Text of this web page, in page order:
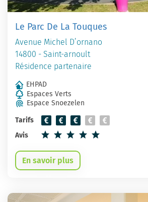
Le Parc De La Touques
Avenue Michel D’ornano
14800 - Saint-arnoult
Résidence partenaire
EHPAD
Espaces Verts
Espace Snoezelen
Tarifs
Avis
En savoir plus